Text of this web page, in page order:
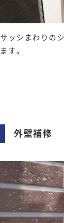
サッシまわりの
ます。
外壁補修